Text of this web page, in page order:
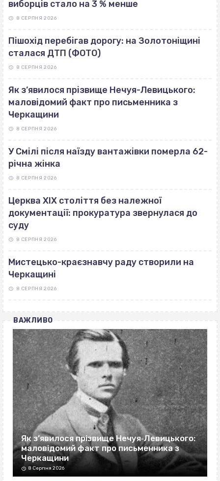
виборців стало на 3 % менше
8 СЕРПНЯ 2026
Пішохід перебігав дорогу: на Золотоніщині
сталася ДТП (ФОТО)
8 СЕРПНЯ 2026
Як з’явилося прізвище Нечуя-Левицького:
маловідомий факт про письменника з
Черкащини
8 СЕРПНЯ 2026
У Смілі після наїзду вантажівки померла 62-
річна жінка
8 СЕРПНЯ 2026
Церква ХІХ століття без належної
документації: прокуратура звернулася до
суду
8 СЕРПНЯ 2026
Мистецько-краєзнавчу раду створили на
Черкащині
8 СЕРПНЯ 2026
ВАЖЛИВО
Як з’явилося прізвище Нечуя‐Левицького:
маловідомий факт про письменника з
Черкащини
8 Серпня 2026